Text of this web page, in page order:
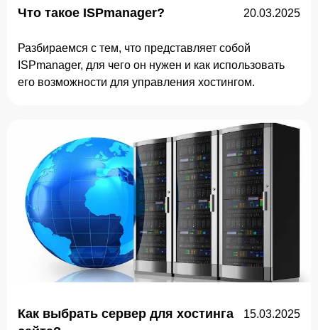
Что такое ISPmanager? 20.03.2025
Разбираемся с тем, что представляет собой
ISPmanager, для чего он нужен и как использовать
его возможности для управления хостингом.
Как выбрать сервер для хостинга
15.03.2025